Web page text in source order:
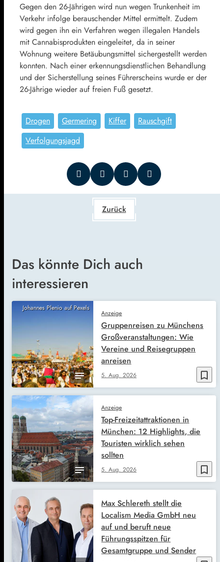
Gegen den 26-Jährigen wird nun wegen Trunkenheit im
Verkehr infolge berauschender Mittel ermittelt. Zudem
wird gegen ihn ein Verfahren wegen illegalen Handels
mit Cannabisprodukten eingeleitet, da in seiner
Wohnung weitere Betäubungsmittel sichergestellt werden
konnten. Nach einer erkennungsdienstlichen Behandlung
und der Sicherstellung seines Führerscheins wurde er der
26-Jährige wieder auf freien Fuß gesetzt.
Drogen Germering Kiffer
Rauschgift
Verfolgungsjagd
Zurück
Das könnte Dich auch
interessieren
Johannes Plenio auf Pexels
bookmark_border
Anzeige
5. Aug. 2026
Gruppenreisen zu Münchens
Großveranstaltungen: Wie
Vereine und Reisegruppen
anreisen
bookmark_border
Anzeige
5. Aug. 2026
Top-Freizeitattraktionen in
München: 12 Highlights, die
Touristen wirklich sehen
sollten
Max Schlereth stellt die
Localism Media GmbH neu
auf und beruft neue
Führungsspitzen für
Gesamtgruppe und Sender